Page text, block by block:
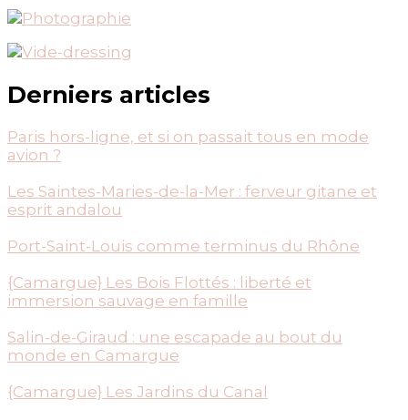
Derniers articles
Paris hors-ligne, et si on passait tous en mode
avion ?
Les Saintes-Maries-de-la-Mer : ferveur gitane et
esprit andalou
Port-Saint-Louis comme terminus du Rhône
{Camargue} Les Bois Flottés : liberté et
immersion sauvage en famille
Salin-de-Giraud : une escapade au bout du
monde en Camargue
{Camargue} Les Jardins du Canal